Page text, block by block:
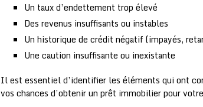
Un taux d’endettement trop élevé
Des revenus insuffisants ou instables
Un historique de crédit négatif (impayés,
Une caution insuffisante ou inexistante
Il est essentiel d’identifier les éléments qui ont
vos chances d’obtenir un prêt immobilier pour